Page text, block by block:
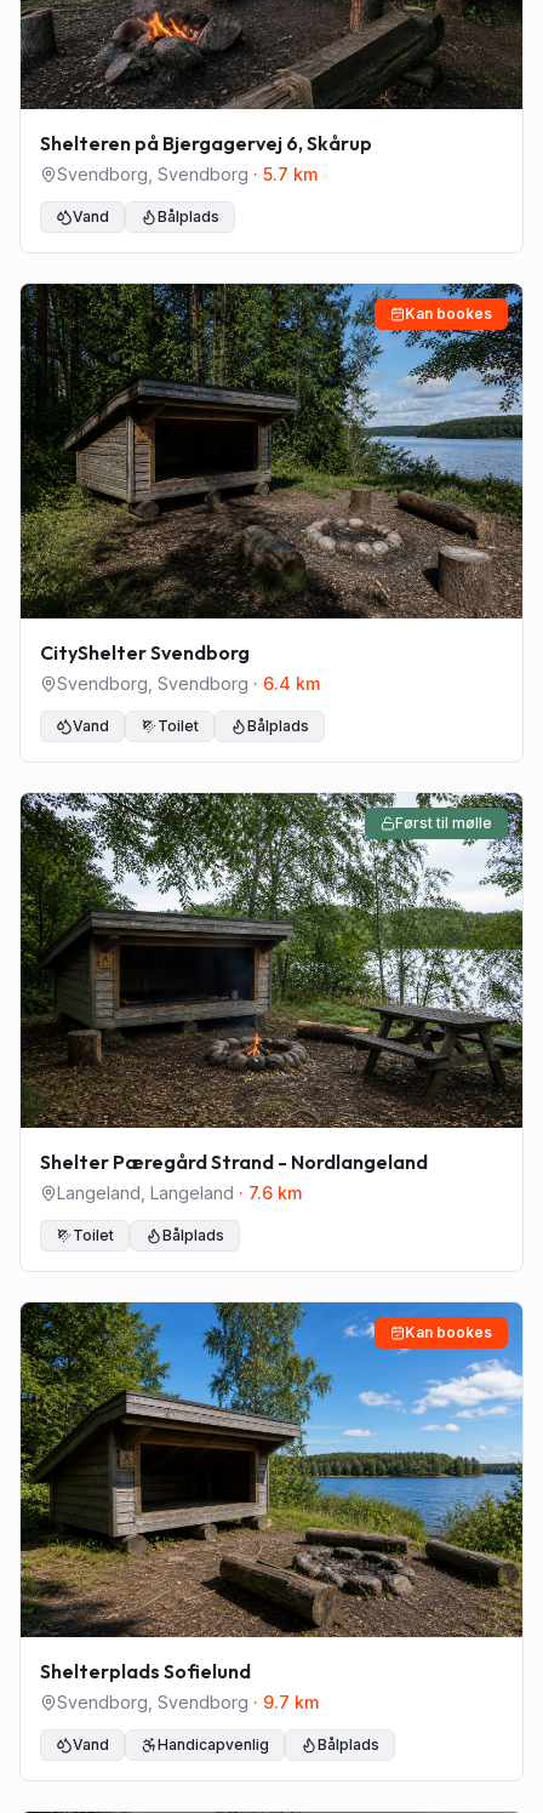
Shelteren på Bjergagervej 6, Skårup
Svendborg Svendborg · 5.7 km
Vand Bålplads
Kan bookes
CityShelter Svendborg
Svendborg Svendborg · 6.4 km
Vand Toilet Bålplads
Først til mølle
Shelter Pæregård Strand - Nordlangeland
Langeland Langeland · 7.6 km
Toilet Bålplads
Kan bookes
Shelterplads Sofielund
Svendborg Svendborg · 9.7 km
Vand Handicapvenlig Bålplads